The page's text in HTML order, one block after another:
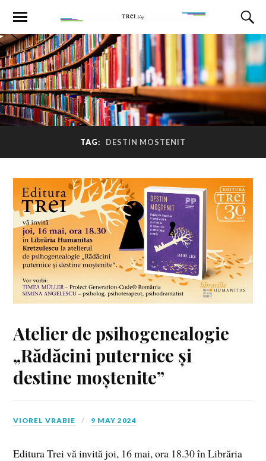
TAG: DESTIN MOSTENIT
Atelier de psihogenealogie
„Rădăcini puternice și
destine moștenite”
VIOREL VRABIE 9 MAY 2024
Editura Trei vă invită joi, 16 mai, ora 18.30 în Librăria